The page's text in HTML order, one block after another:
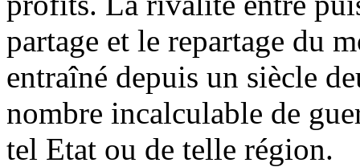
partage et le repartage du
entraîné depuis un siècle
nombre incalculable de
tel Etat ou de telle région.